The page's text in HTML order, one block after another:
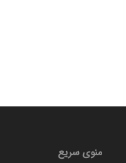
منوی سریع